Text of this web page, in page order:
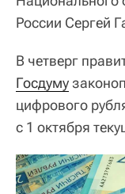
России Сергей
В четверг
Госдуму
цифрового
с 1 октября